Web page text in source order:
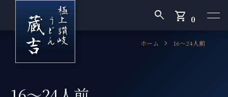
search shopping_cart 0
ホーム 16〜24人前